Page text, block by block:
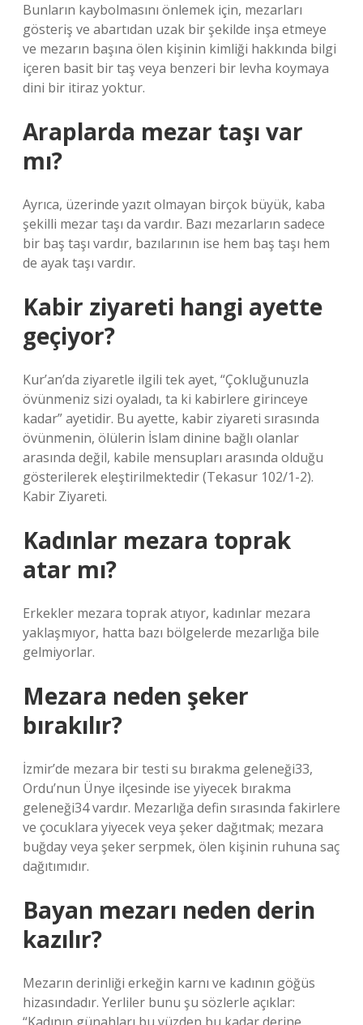
Bunların kaybolmasını önlemek için, mezarları
gösteriş ve abartıdan uzak bir şekilde inşa etmeye
ve mezarın başına ölen kişinin kimliği hakkında bilgi
içeren basit bir taş veya benzeri bir levha koymaya
dini bir itiraz yoktur.
Araplarda mezar taşı var
mı?
Ayrıca, üzerinde yazıt olmayan birçok büyük, kaba
şekilli mezar taşı da vardır. Bazı mezarların sadece
bir baş taşı vardır, bazılarının ise hem baş taşı hem
de ayak taşı vardır.
Kabir ziyareti hangi ayette
geçiyor?
Kur’an’da ziyaretle ilgili tek ayet, “Çokluğunuzla
övünmeniz sizi oyaladı, ta ki kabirlere girinceye
kadar” ayetidir. Bu ayette, kabir ziyareti sırasında
övünmenin, ölülerin İslam dinine bağlı olanlar
arasında değil, kabile mensupları arasında olduğu
gösterilerek eleştirilmektedir (Tekasur 102/1-2).
Kabir Ziyareti.
Kadınlar mezara toprak
atar mı?
Erkekler mezara toprak atıyor, kadınlar mezara
yaklaşmıyor, hatta bazı bölgelerde mezarlığa bile
gelmiyorlar.
Mezara neden şeker
bırakılır?
İzmir’de mezara bir testi su bırakma geleneği33,
Ordu’nun Ünye ilçesinde ise yiyecek bırakma
geleneği34 vardır. Mezarlığa defin sırasında fakirlere
ve çocuklara yiyecek veya şeker dağıtmak; mezara
buğday veya şeker serpmek, ölen kişinin ruhuna saç
dağıtımıdır.
Bayan mezarı neden derin
kazılır?
Mezarın derinliği erkeğin karnı ve kadının göğüs
hizasındadır. Yerliler bunu şu sözlerle açıklar: